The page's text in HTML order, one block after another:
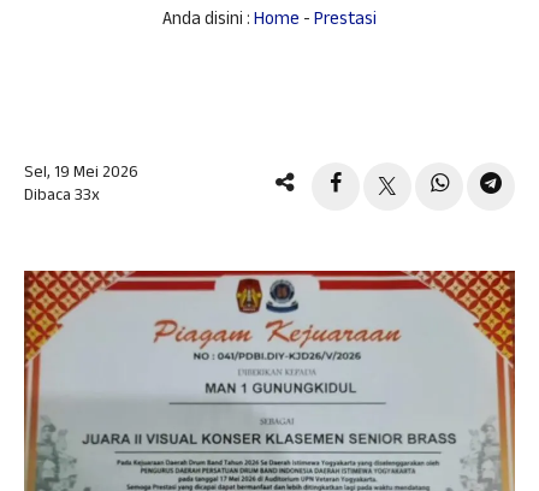
Anda disini :Home -Prestasi
Sel, 19 Mei 2026
Dibaca 33x